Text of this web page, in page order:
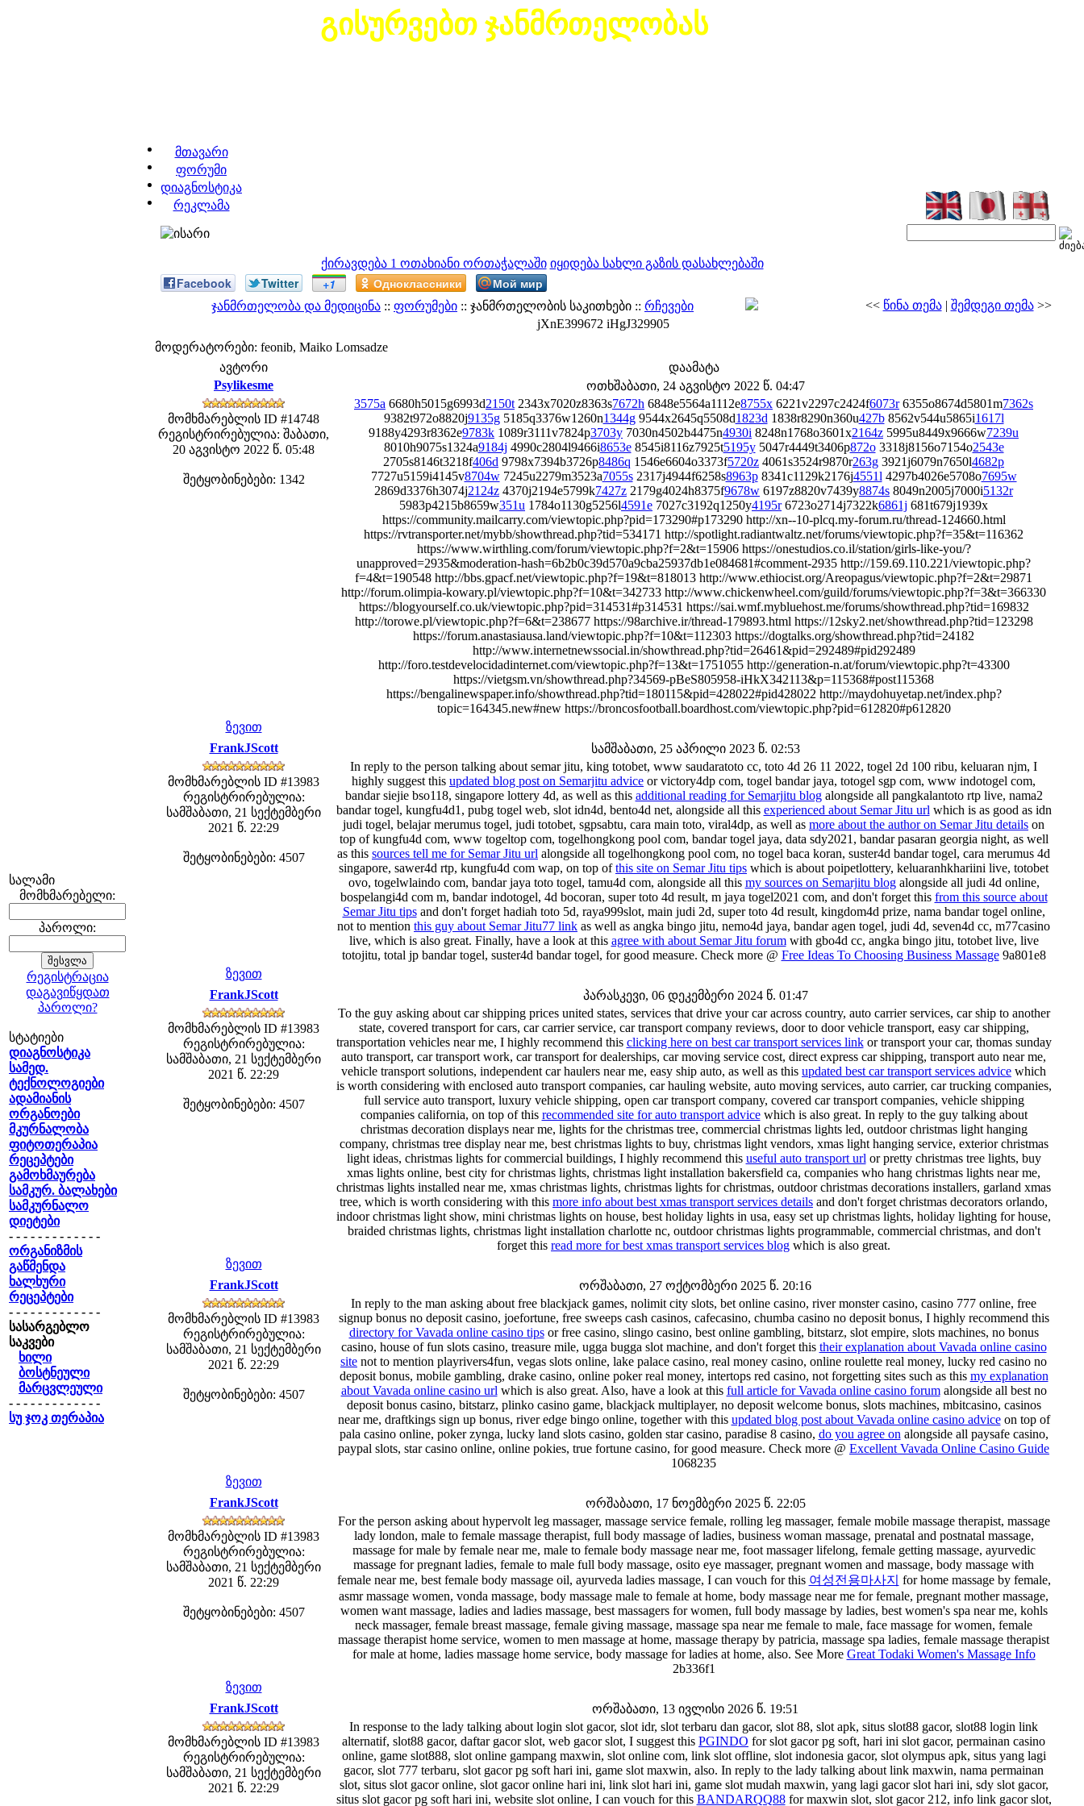
გისურვებთ ჯანმრთელობას
მთავარი
ფორუმი
დიაგნოსტიკა
რეკლამა
ქირავდება 1 ოთახიანი ორთაჭალაში იყიდება სახლი გაზის დასახლებაში
სალამი
მომხმარებელი:
პაროლი:
რეგისტრაცია
დაგავიწყდათ
პაროლი?
სტატიები
დიაგნოსტიკა
სამედ.
ტექნოლოგიები
ადამიანის
ორგანოები
მკურნალობა
ფიტოთერაპია
რეცეპტები
გამოხმაურება
სამკურ. ბალახები
სამკურნალო
დიეტები
- - - - - - - - - - - - -
ორგანიზმის
გაწმენდა
ხალხური
რეცეპტები
- - - - - - - - - - - - -
სასარგებლო
საკვები
ხილი
ბოსტნეული
მარცვლეული
- - - - - - - - - - - - -
სუ ჯოკ თერაპია
Facebook Twitter +1 Одноклассники Мой мир
ჯანმრთელობა და მედიცინა :: ფორუმები :: ჯანმრთელობის საკითხები :: რჩევები << წინა თემა| შემდეგი თემა>>
jXnE399672 iHgJ329905
მოდერატორები: feonib, Maiko Lomsadze
ავტორი
დაამატა
Psylikesme
ოთხშაბათი, 24 აგვისტო 2022 წ. 04:47
მომხმარებლის ID #14748
რეგისტრირებულია: შაბათი,
20 აგვისტო 2022 წ. 05:48
შეტყობინებები: 1342
3575a 6680h5015g6993d2150t 2343x7020z8363s7672h 6848e5564a1112e8755x 6221v2297c2424f6073r6355o8674d5801m7362s
9382t972o8820j9135g5185q3376w1260n1344g9544x2645q5508d1823d 1838r8290n360u427b8562v544u5865i1617l
9188y4293r8362e9783k 1089r3111v7824p3703y 7030n4502b4475n4930i 8248n1768o3601x2164z 5995u8449x9666w7239u
8010h9075s1324a9184j 4990c2804l9466i8653e8545i8116z7925t5195y5047r4449t3406p872o3318j8156o7154o2543e
2705s8146t3218f406d 9798x7394b3726p8486q 1546e6604o3373f5720z 4061s3524r9870r263g 3921j6079n7650l4682p
7727u5159i4145v8704w7245u2279m3523a7055s2317j4944f6258s8963p8341c1129k2176j4551l 4297b4026e5708o7695w
2869d3376h3074j2124z 4370j2194e5799k7427z 2179g4024h8375f9678w 6197z8820v7439y8874s 8049n2005j7000i5132r
5983p4215b8659w351u 1784o1130g5256l4591e 7027c3192q1250y4195r6723o2714j7322k6861j 681t679j1939x
https://community.mailcarry.com/viewtopic.php?pid=173290#p173290 http://xn--10-plcq.my-forum.ru/thread-124660.html
https://rvtransporter.net/mybb/showthread.php?tid=534171 http://spotlight.radiantwaltz.net/forums/viewtopic.php?f=35&t=116362
https://www.wirthling.com/forum/viewtopic.php?f=2&t=15906 https://onestudios.co.il/station/girls-like-you/?
unapproved=2935&moderation-hash=6b2b0c39d570a9cba25937db1e084681#comment-2935 http://159.69.110.221/viewtopic.php?
f=4&t=190548 http://bbs.gpacf.net/viewtopic.php?f=19&t=818013 http://www.ethiocist.org/Areopagus/viewtopic.php?f=2&t=29871
http://forum.olimpia-kowary.pl/viewtopic.php?f=10&t=342733 http://www.chickenwheel.com/guild/forums/viewtopic.php?f=3&t=366330
https://blogyourself.co.uk/viewtopic.php?pid=314531#p314531 https://sai.wmf.mybluehost.me/forums/showthread.php?tid=169832
http://torowe.pl/viewtopic.php?f=6&t=238677 https://98archive.ir/thread-179893.html https://12sky2.net/showthread.php?tid=123298
https://forum.anastasiausa.land/viewtopic.php?f=10&t=112303 https://dogtalks.org/showthread.php?tid=24182
http://www.internetnewssocial.in/showthread.php?tid=26461&pid=292489#pid292489
http://foro.testdevelocidadinternet.com/viewtopic.php?f=13&t=1751055 http://generation-n.at/forum/viewtopic.php?t=43300
https://vietgsm.vn/showthread.php?34569-pBeS805958-iHkX342113&p=115368#post115368
https://bengalinewspaper.info/showthread.php?tid=180115&pid=428022#pid428022 http://maydohuyetap.net/index.php?
topic=164345.new#new https://broncosfootball.boardhost.com/viewtopic.php?pid=612820#p612820
ზევით
FrankJScott
სამშაბათი, 25 აპრილი 2023 წ. 02:53
მომხმარებლის ID #13983
რეგისტრირებულია:
სამშაბათი, 21 სექტემბერი
2021 წ. 22:29
შეტყობინებები: 4507
In reply to the person talking about semar jitu, king totobet, www saudaratoto cc, toto 4d 26 11 2022, togel 2d 100 ribu, keluaran njm, I
highly suggest this updated blog post on Semarjitu advice or victory4dp com, togel bandar jaya, totogel sgp com, www indotogel com,
bandar siejie bso118, singapore lottery 4d, as well as this additional reading for Semarjitu blogalongside all pangkalantoto rtp live, nama2
bandar togel, kungfu4d1, pubg togel web, slot idn4d, bento4d net, alongside all this experienced about Semar Jitu url which is as good as idn
judi togel, belajar merumus togel, judi totobet, sgpsabtu, cara main toto, viral4dp, as well as more about the author on Semar Jitu details on
top of kungfu4d com, www togeltop com, togelhongkong pool com, bandar togel jaya, data sdy2021, bandar pasaran georgia night, as well
as this sources tell me for Semar Jitu url alongside all togelhongkong pool com, no togel baca koran, suster4d bandar togel, cara merumus 4d
singapore, sawer4d rtp, kungfu4d com wap, on top ofthis site on Semar Jitu tips which is about poipetlottery, keluaranhkhariini live, totobet
ovo, togelwlaindo com, bandar jaya toto togel, tamu4d com, alongside all this my sources on Semarjitu blogalongside all judi 4d online,
bospelangi4d com m, bandar indotogel, 4d bocoran, super toto 4d result, m jaya togel2021 com, and don't forget this from this source about
Semar Jitu tipsand don't forget hadiah toto 5d, raya999slot, main judi 2d, super toto 4d result, kingdom4d prize, nama bandar togel online,
not to mention this guy about Semar Jitu77 link as well as angka bingo jitu, nemo4d jaya, bandar agen togel, judi 4d, seven4d cc, m77casino
live, which is also great. Finally, have a look at this agree with about Semar Jitu forumwith gbo4d cc, angka bingo jitu, totobet live, live
totojitu, total jp bandar togel, suster4d bandar togel, for good measure. Check more @ Free Ideas To Choosing Business Massage9a801e8
ზევით
FrankJScott
პარასკევი, 06 დეკემბერი 2024 წ. 01:47
მომხმარებლის ID #13983
რეგისტრირებულია:
სამშაბათი, 21 სექტემბერი
2021 წ. 22:29
შეტყობინებები: 4507
To the guy asking about car shipping prices united states, services that drive your car across country, auto carrier services, car ship to another
state, covered transport for cars, car carrier service, car transport company reviews, door to door vehicle transport, easy car shipping,
transportation vehicles near me, I highly recommend this clicking here on best car transport services linkor transport your car, thomas sunday
auto transport, car transport work, car transport for dealerships, car moving service cost, direct express car shipping, transport auto near me,
vehicle transport solutions, independent car haulers near me, easy ship auto, as well as this updated best car transport services advice which
is worth considering with enclosed auto transport companies, car hauling website, auto moving services, auto carrier, car trucking companies,
full service auto transport, luxury vehicle shipping, open car transport company, covered car transport companies, vehicle shipping
companies california, on top of this recommended site for auto transport advicewhich is also great. In reply to the guy talking about
christmas decoration displays near me, lights for the christmas tree, commercial christmas lights led, outdoor christmas light hanging
company, christmas tree display near me, best christmas lights to buy, christmas light vendors, xmas light hanging service, exterior christmas
light ideas, christmas lights for commercial buildings, I highly recommend this useful auto transport url or pretty christmas tree lights, buy
xmas lights online, best city for christmas lights, christmas light installation bakersfield ca, companies who hang christmas lights near me,
christmas lights installed near me, xmas christmas lights, christmas lights for christmas, outdoor christmas decorations installers, garland xmas
tree, which is worth considering with this more info about best xmas transport services details and don't forget christmas decorators orlando,
indoor christmas light show, mini christmas lights on house, best holiday lights in usa, easy set up christmas lights, holiday lighting for house,
braided christmas lights, christmas light installation charlotte nc, outdoor christmas lights programmable, commercial christmas, and don't
forget this read more for best xmas transport services blog which is also great.
ზევით
FrankJScott
ორშაბათი, 27 ოქტომბერი 2025 წ. 20:16
მომხმარებლის ID #13983
რეგისტრირებულია:
სამშაბათი, 21 სექტემბერი
2021 წ. 22:29
შეტყობინებები: 4507
In reply to the man asking about free blackjack games, nolimit city slots, bet online casino, river monster casino, casino 777 online, free
signup bonus no deposit casino, joefortune, free sweeps cash casinos, cafecasino, chumba casino no deposit bonus, I highly recommend this
directory for Vavada online casino tipsor free casino, slingo casino, best online gambling, bitstarz, slot empire, slots machines, no bonus
casino, house of fun slots casino, treasure mile, ugga bugga slot machine, and don't forget this their explanation about Vavada online casino
site not to mention playrivers4fun, vegas slots online, lake palace casino, real money casino, online roulette real money, lucky red casino no
deposit bonus, mobile gambling, drake casino, online poker real money, intertops red casino, not forgetting sites such as this my explanation
about Vavada online casino url which is also great. Also, have a look at this full article for Vavada online casino forumalongside all best no
deposit bonus casino, bitstarz, plinko casino game, blackjack multiplayer, no deposit welcome bonus, slots machines, mbitcasino, casinos
near me, draftkings sign up bonus, river edge bingo online, together with this updated blog post about Vavada online casino adviceon top of
pala casino online, poker zynga, lucky land slots casino, golden star casino, paradise 8 casino, do you agree on alongside all paysafe casino,
paypal slots, star casino online, online pokies, true fortune casino, for good measure. Check more @ Excellent Vavada Online Casino Guide
1068235
ზევით
FrankJScott
ორშაბათი, 17 ნოემბერი 2025 წ. 22:05
მომხმარებლის ID #13983
რეგისტრირებულია:
სამშაბათი, 21 სექტემბერი
2021 წ. 22:29
შეტყობინებები: 4507
For the person asking about hypervolt leg massager, massage service female, rolling leg massager, female mobile massage therapist, massage
lady london, male to female massage therapist, full body massage of ladies, business woman massage, prenatal and postnatal massage,
massage for male by female near me, male to female body massage near me, foot massager lifelong, female getting massage, ayurvedic
massage for pregnant ladies, female to male full body massage, osito eye massager, pregnant women and massage, body massage with
female near me, best female body massage oil, ayurveda ladies massage, I can vouch for this 여성전용마사지 for home massage by female,
asmr massage women, vonda massage, body massage male to female at home, body massage near me for female, pregnant mother massage,
women want massage, ladies and ladies massage, best massagers for women, full body massage by ladies, best women's spa near me, kohls
neck massager, female breast massage, female giving massage, massage spa near me female to male, face massage for women, female
massage therapist home service, women to men massage at home, massage therapy by patricia, massage spa ladies, female massage therapist
for male at home, ladies massage home service, body massage for ladies at home, also. See More Great Todaki Women's Massage Info
2b336f1
ზევით
FrankJScott
ორშაბათი, 13 ივლისი 2026 წ. 19:51
მომხმარებლის ID #13983
რეგისტრირებულია:
სამშაბათი, 21 სექტემბერი
2021 წ. 22:29
In response to the lady talking about login slot gacor, slot idr, slot terbaru dan gacor, slot 88, slot apk, situs slot88 gacor, slot88 login link
alternatif, slot88 gacor, daftar gacor slot, web gacor slot, I suggest this PGINDO for slot gacor pg soft, hari ini slot gacor, permainan casino
online, game slot888, slot online gampang maxwin, slot online com, link slot offline, slot indonesia gacor, slot olympus apk, situs yang lagi
gacor, slot 777 terbaru, slot gacor pg soft hari ini, game slot maxwin, also. In reply to the lady talking about link maxwin, nama permainan
slot, situs slot gacor online, slot gacor online hari ini, link slot hari ini, game slot mudah maxwin, yang lagi gacor slot hari ini, sdy slot gacor,
situs slot gacor pg soft hari ini, website slot online, I can vouch for this BANDARQQ88for maxwin slot, slot gacor 212, info link gacor slot,